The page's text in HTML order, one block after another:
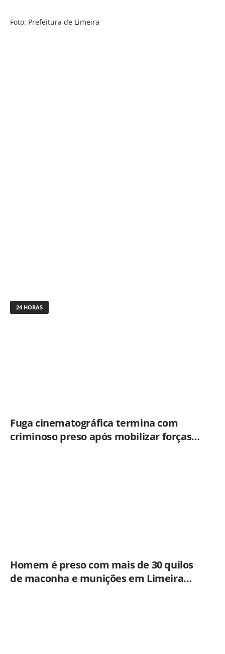
Foto: Prefeitura de Limeira
24 HORAS
Fuga cinematográfica termina com
criminoso preso após mobilizar forças
Homem é preso com mais de 30 quilos
de maconha e munições em Limeira